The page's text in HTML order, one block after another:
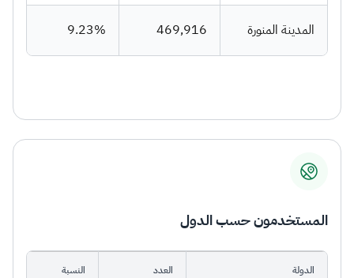
المدينة المنورة 469,916
9.23%
المستخدمون حسب الدول
الدولة العدد النسبة